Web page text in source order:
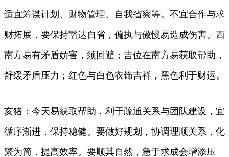
适宜筹谋计划、财物管理、自我省察等。不宜合作与求
财拓展，要保持豁达自省，偏执与傲慢易造成伤害。西
南方易有矛盾妨害，须回避；吉位在南方易获取帮助，
舒缓矛盾压力；红色与白色衣饰吉祥，黑色利于财运。
亥猪：今天易获取帮助，利于疏通关系与团队建设，宜
循序渐进，保持稳健。要做好规划，协调理顺关系，化
繁为简，提高效率。要顺其自然，急于求成会增添压